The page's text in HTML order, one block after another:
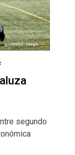
segundo